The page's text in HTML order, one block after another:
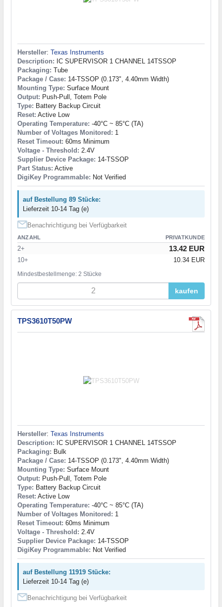
Hersteller: Texas Instruments
Description: IC SUPERVISOR 1 CHANNEL 14TSSOP
Packaging: Tube
Package / Case: 14-TSSOP (0.173", 4.40mm Width)
Mounting Type: Surface Mount
Output: Push-Pull, Totem Pole
Type: Battery Backup Circuit
Reset: Active Low
Operating Temperature: -40°C ~ 85°C (TA)
Number of Voltages Monitored: 1
Reset Timeout: 60ms Minimum
Voltage - Threshold: 2.4V
Supplier Device Package: 14-TSSOP
Part Status: Active
DigiKey Programmable: Not Verified
auf Bestellung 89 Stücke:
Lieferzeit 10-14 Tag (e)
Benachrichtigung bei Verfügbarkeit
ANZAHL PRIVATKUNDE
2+ 13.42 EUR
10+ 10.34 EUR
Mindestbestellmenge: 2 Stücke
kaufen
TPS3610T50PW
Hersteller: Texas Instruments
Description: IC SUPERVISOR 1 CHANNEL 14TSSOP
Packaging: Bulk
Package / Case: 14-TSSOP (0.173", 4.40mm Width)
Mounting Type: Surface Mount
Output: Push-Pull, Totem Pole
Type: Battery Backup Circuit
Reset: Active Low
Operating Temperature: -40°C ~ 85°C (TA)
Number of Voltages Monitored: 1
Reset Timeout: 60ms Minimum
Voltage - Threshold: 2.4V
Supplier Device Package: 14-TSSOP
DigiKey Programmable: Not Verified
auf Bestellung 11919 Stücke:
Lieferzeit 10-14 Tag (e)
Benachrichtigung bei Verfügbarkeit